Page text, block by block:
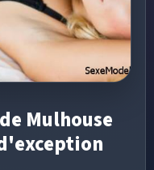
Mulhouse